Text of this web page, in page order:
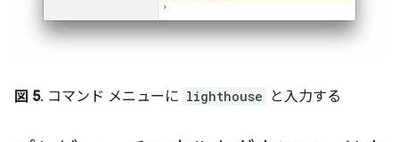
図 5. コマンド メニューに lighthouse と入力する